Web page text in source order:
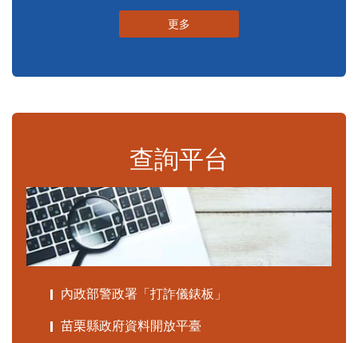
更多
查詢平台
內政部警政署「打詐儀錶板」
苗栗縣政府資料開放平臺